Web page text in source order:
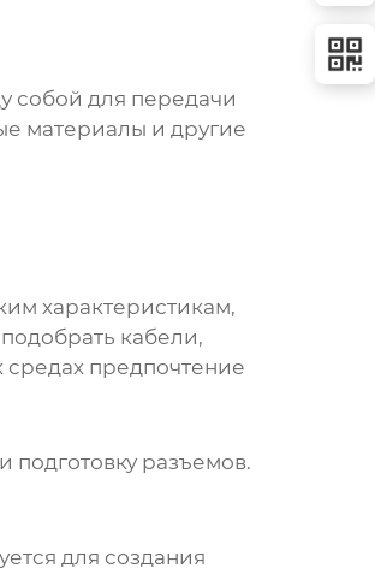
собой для передачи
материалы и другие
характеристикам,
кабели,
предпочтение
подготовку разъемов.
для создания